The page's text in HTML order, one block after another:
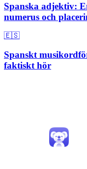
Spanska adjektiv:
numerus och
🇪🇸
Spanskt
faktiskt hör